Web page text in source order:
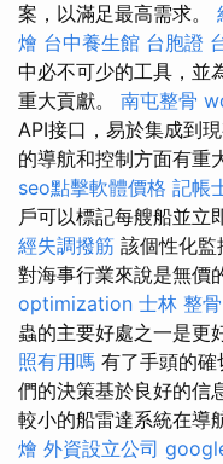
案，以滿足最高需求。
燴 台中養生館 台胞證
中必不可少的工具，並
重大貢獻。 南屯整骨
API接口，易於集成到
的導航和控制方面有重
seo點擊軟體價格 記帳
戶可以標記每艘船並立
經失調撥筋 該個性化監
對海事行業來說是無價
optimization 士林 整骨
蟲的主要好處之一是更
照有用嗎 有了手頭的
們的決策基於良好的信
較小的船雷達系統在導
燴 外資設立公司